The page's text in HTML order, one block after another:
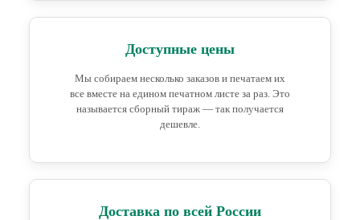
Доступные цены
Мы собираем несколько заказов и печатаем их
все вместе на едином печатном листе за раз. Это
называется сборный тираж — так получается
дешевле.
Доставка по всей России